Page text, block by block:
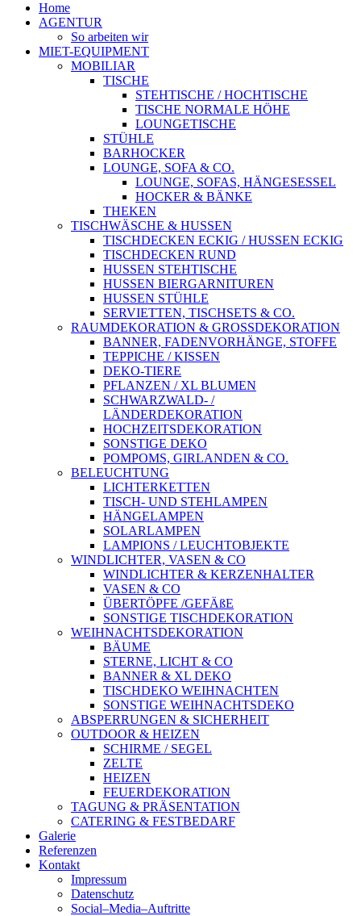
Home
AGENTUR
So arbeiten wir
MIET-EQUIPMENT
MOBILIAR
TISCHE
STEHTISCHE / HOCHTISCHE
TISCHE NORMALE HÖHE
LOUNGETISCHE
STÜHLE
BARHOCKER
LOUNGE, SOFA & CO.
LOUNGE, SOFAS, HÄNGESESSEL
HOCKER & BÄNKE
THEKEN
TISCHWÄSCHE & HUSSEN
TISCHDECKEN ECKIG / HUSSEN ECKIG
TISCHDECKEN RUND
HUSSEN STEHTISCHE
HUSSEN BIERGARNITUREN
HUSSEN STÜHLE
SERVIETTEN, TISCHSETS & CO.
RAUMDEKORATION & GROSSDEKORATION
BANNER, FADENVORHÄNGE, STOFFE
TEPPICHE / KISSEN
DEKO-TIERE
PFLANZEN / XL BLUMEN
SCHWARZWALD- /
LÄNDERDEKORATION
HOCHZEITSDEKORATION
SONSTIGE DEKO
POMPOMS, GIRLANDEN & CO.
BELEUCHTUNG
LICHTERKETTEN
TISCH- UND STEHLAMPEN
HÄNGELAMPEN
SOLARLAMPEN
LAMPIONS / LEUCHTOBJEKTE
WINDLICHTER, VASEN & CO
WINDLICHTER & KERZENHALTER
VASEN & CO
ÜBERTÖPFE /GEFÄßE
SONSTIGE TISCHDEKORATION
WEIHNACHTSDEKORATION
BÄUME
STERNE, LICHT & CO
BANNER & XL DEKO
TISCHDEKO WEIHNACHTEN
SONSTIGE WEIHNACHTSDEKO
ABSPERRUNGEN & SICHERHEIT
OUTDOOR & HEIZEN
SCHIRME / SEGEL
ZELTE
HEIZEN
FEUERDEKORATION
TAGUNG & PRÄSENTATION
CATERING & FESTBEDARF
Galerie
Referenzen
Kontakt
Impressum
Datenschutz
Social–Media–Auftritte